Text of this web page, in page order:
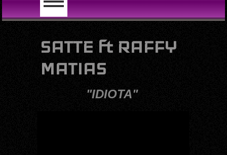
SATTE ft RAFFY
MATIAS
"IDIOTA"